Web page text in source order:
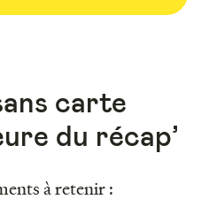
carte
du récap’
à retenir :